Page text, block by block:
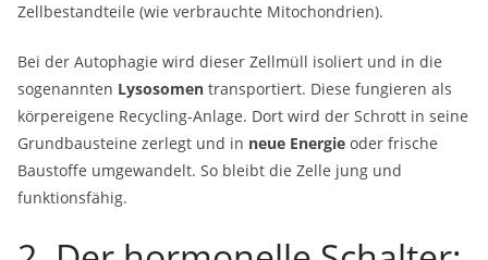
Zellbestandteile (wie verbrauchte Mitochondrien).
Bei der Autophagie wird dieser Zellmüll isoliert und in die
sogenannten Lysosomen transportiert. Diese fungieren als
körpereigene Recycling-Anlage. Dort wird der Schrott in seine
Grundbausteine zerlegt und in neue Energie oder frische
Baustoffe umgewandelt. So bleibt die Zelle jung und
funktionsfähig.